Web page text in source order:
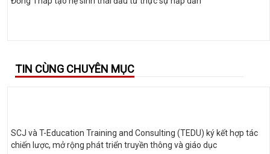
TIN CÙNG CHUYÊN MỤC
SCJ và T-Education Training and Consulting (TEDU) ký kết hợp tác
chiến lược, mở rộng phát triển truyền thông và giáo dục